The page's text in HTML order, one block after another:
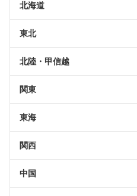
北海道
東北
北陸・甲信越
関東
東海
関西
中国